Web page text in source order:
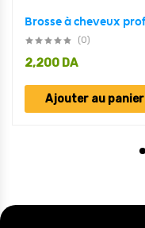
(0)
2,200 DA
Ajouter au panier